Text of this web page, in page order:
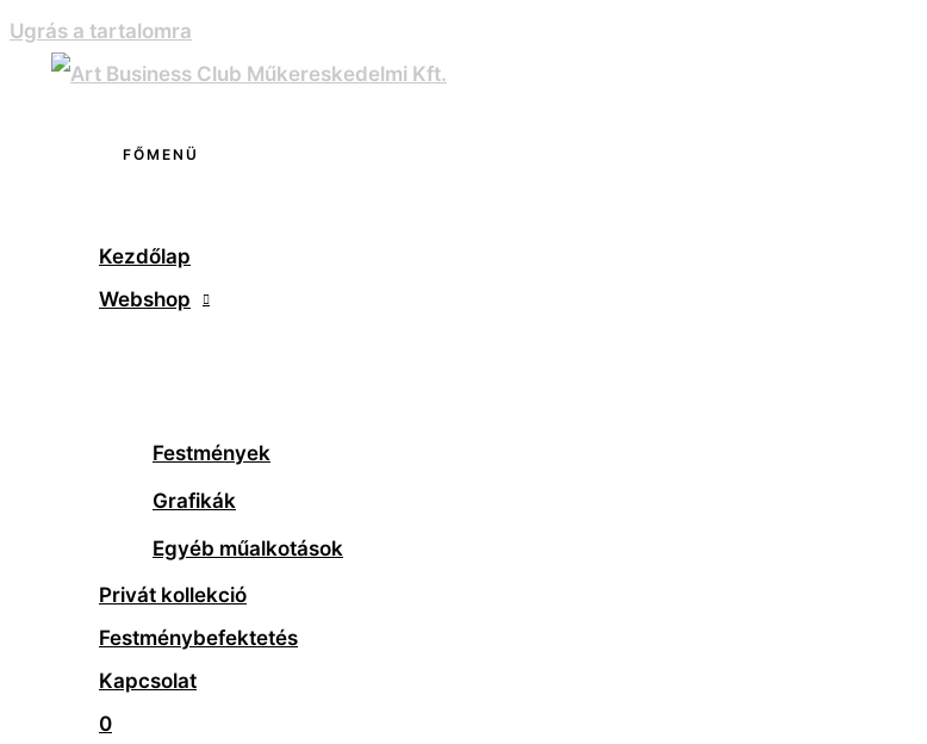
Ugrás a tartalomra
FŐMENÜ
Kezdőlap
Webshop
Festmények
Grafikák
Egyéb műalkotások
Privát kollekció
Festménybefektetés
Kapcsolat
0